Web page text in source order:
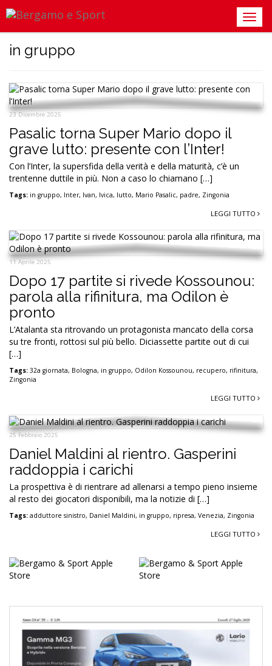
in gruppo
23 Dicembre 2025
Pasalic torna Super Mario dopo il
grave lutto: presente con l’Inter!
Con l’Inter, la supersfida della verità e della maturità, c’è un
trentenne duttile in più. Non a caso lo chiamano […]
Tags: in gruppo, Inter, Ivan, Ivica, lutto, Mario Pasalic, padre, Zingonia
LEGGI TUTTO
11 Aprile 2025
Dopo 17 partite si rivede Kossounou:
parola alla rifinitura, ma Odilon è
pronto
L’Atalanta sta ritrovando un protagonista mancato della corsa
su tre fronti, rottosi sul più bello. Diciassette partite out di cui
[…]
Tags: 32a giornata, Bologna, in gruppo, Odilon Kossounou, recupero, rifinitura,
Zingonia
LEGGI TUTTO
25 Febbraio 2025
Daniel Maldini al rientro. Gasperini
raddoppia i carichi
La prospettiva è di rientrare ad allenarsi a tempo pieno insieme
al resto dei giocatori disponibili, ma la notizie di […]
Tags: adduttore sinistro, Daniel Maldini, in gruppo, ripresa, Venezia, Zingonia
LEGGI TUTTO